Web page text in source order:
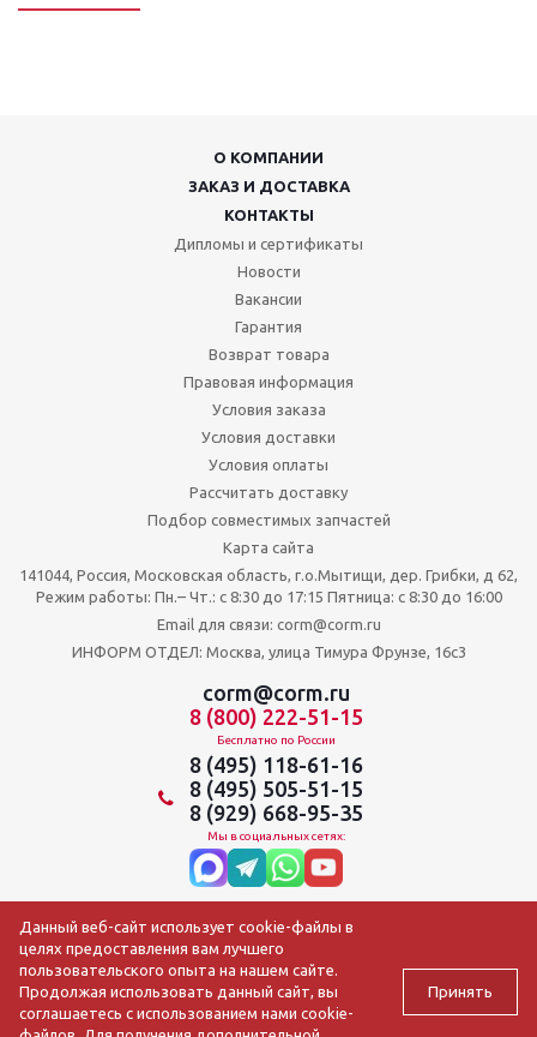
О КОМПАНИИ
ЗАКАЗ И ДОСТАВКА
КОНТАКТЫ
Дипломы и сертификаты
Новости
Вакансии
Гарантия
Возврат товара
Правовая информация
Условия заказа
Условия доставки
Условия оплаты
Рассчитать доставку
Подбор совместимых запчастей
Карта сайта
141044, Россия, Московская область, г.о.Мытищи, дер. Грибки, д 62,
Режим работы: Пн.– Чт.: с 8:30 до 17:15 Пятница: c 8:30 до 16:00
Email для связи: corm@corm.ru
ИНФОРМ ОТДЕЛ: Москва, улица Тимура Фрунзе, 16с3
corm@corm.ru
8 (800) 222-51-15
Бесплатно по России
8 (495) 118-61-16
8 (495) 505-51-15
8 (929) 668-95-35
Мы в социальных сетях:
Данный веб-сайт использует cookie-файлы в
целях предоставления вам лучшего
пользовательского опыта на нашем сайте.
Продолжая использовать данный сайт, вы
соглашаетесь с использованием нами cookie-
Принять